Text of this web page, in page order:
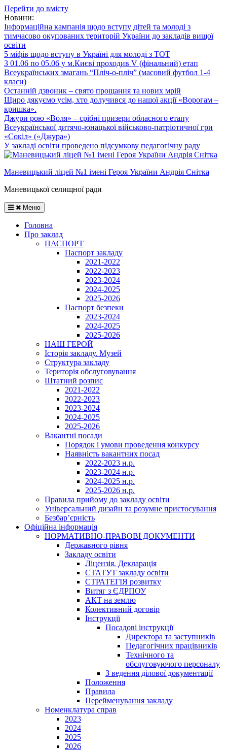
Перейти до вмісту
Новини:
Інформаційна кампанія щодо вступу дітей та молоді з
тимчасово окупованих територій України до закладів вищої
освіти
5 міфів щодо вступу в Україні для молоді з ТОТ
З 01.06 по 05.06 у м.Києві проходив V (фінальний) етап
Всеукраїнських змагань “Пліч-о-пліч” (масовий футбол 1-4
класи)
Останній дзвоник – свято прощання та нових мрій
Щиро дякуємо усім, хто долучився до нашої акції «Ворогам –
кришка».
Джури рою «Воля» – срібні призери обласного етапу
Всеукраїнської дитячо-юнацької військово-патріотичної гри
«Сокіл» («Джура»)
У закладі освіти проведено підсумкову педагогічну раду
Маневицький ліцей №1 імені Героя України Андрія Снітка
Маневицької селищної ради
Меню
Головна
Про заклад
ПАСПОРТ
Паспорт закладу
2021-2022
2022-2023
2023-2024
2024-2025
2025-2026
Паспорт безпеки
2023-2024
2024-2025
2025-2026
НАШ ГЕРОЙ
Історія закладу. Музей
Структура закладу
Територія обслуговування
Штатний розпис
2021-2022
2022-2023
2023-2024
2024-2025
2025-2026
Вакантні посади
Порядок і умови проведення конкурсу
Наявність вакантних посад
2022-2023 н.р.
2023-2024 н.р.
2024-2025 н.р.
2025-2026 н.р.
Правила прийому до закладу освіти
Універсальний дизайн та розумне пристосування
Безбар’єрність
Офіційна інформація
НОРМАТИВНО-ПРАВОВІ ДОКУМЕНТИ
Державного рівня
Закладу освіти
Ліцензія. Декларація
СТАТУТ закладу освіти
СТРАТЕГІЯ розвитку
Витяг з ЄДРПОУ
АКТ на землю
Колективний договір
Інструкції
Посадові інструкції
Директора та заступників
Педагогічних працівників
Технічного та
обслуговуючого персоналу
З ведення ділової документації
Положення
Правила
Перейменування закладу
Номенклатура справ
2023
2024
2025
2026